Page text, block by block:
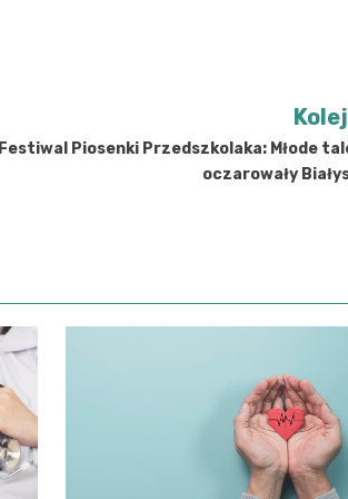
Festiwal Piosenki Przedszkolaka: Młode
oczarowały